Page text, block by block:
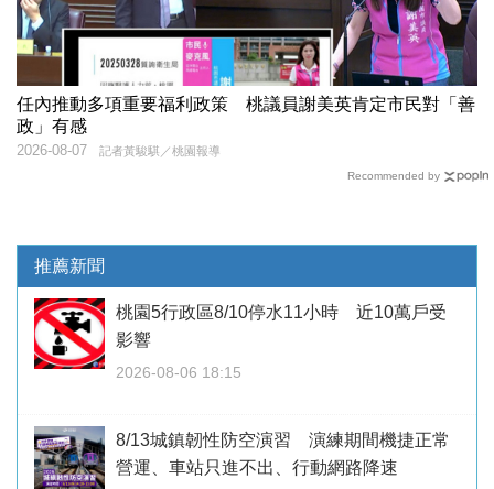
任內推動多項重要福利政策 桃議員謝美英肯定市民對「善
政」有感
記者黃駿騏／桃園報導
2026-08-07
Recommended by
推薦新聞
桃園5行政區8/10停水11小時 近10萬戶受
影響
2026-08-06 18:15
8/13城鎮韌性防空演習 演練期間機捷正常
營運、車站只進不出、行動網路降速